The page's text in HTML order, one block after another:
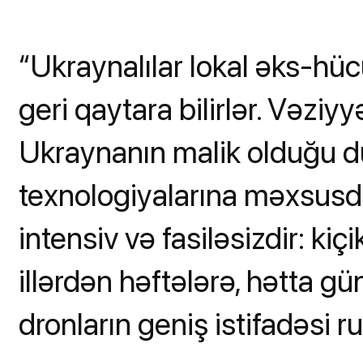
“Ukraynalılar lokal əks-
geri qaytara bilirlər.
Ukraynanın malik olduğu
texnologiyalarına
intensiv və fasiləsizdir:
illərdən həftələrə, hətta
dronların geniş istifadəsi